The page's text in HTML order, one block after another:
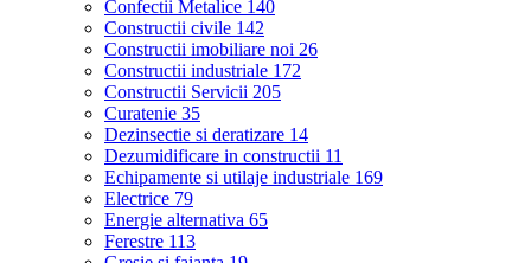
Confectii Metalice 140
Constructii civile 142
Constructii imobiliare noi 26
Constructii industriale 172
Constructii Servicii 205
Curatenie 35
Dezinsectie si deratizare 14
Dezumidificare in constructii 11
Echipamente si utilaje industriale 169
Electrice 79
Energie alternativa 65
Ferestre 113